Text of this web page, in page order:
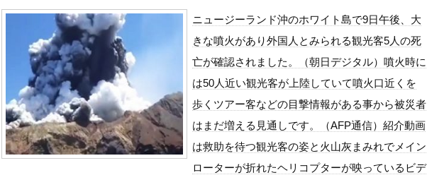
『君のことが大大大大大好きな100人の彼女』17話感想 須藤育登場！ストイックな野球...
【画像】お●ぱいピアノさん尻を出すwwwwww
海釣りって何が楽しいの？
【画像】女性投資家さん、元手250万円を7年で7億円超えにｗｗｗ
【ポロリ悲話】ネットで拡散してるおっぱいポロリ動画、何故か叩かれる・・・
【画像】ラーメン屋での出来事を漫画化した
【衝撃】「かわいい虫」ランキング、ついに発表される
【Xの車窓から】整備士が2度見する現場猫案件 ほか
「アメリカのヤンキーがアジア人にケンカを売った結果ｗｗｗ」 ほか
ニュージーランド沖のホワイト島で9日午後、大
きな噴火があり外国人とみられる観光客5人の死
亡が確認されました。（朝日デジタル）噴火時に
は50人近い観光客が上陸していて噴火口近くを
歩くツアー客などの目撃情報がある事から被災者
はまだ増える見通しです。（AFP通信）紹介動画
は救助を待つ観光客の姿と火山灰まみれでメイン
ローターが折れたヘリコプターが映っているビデ